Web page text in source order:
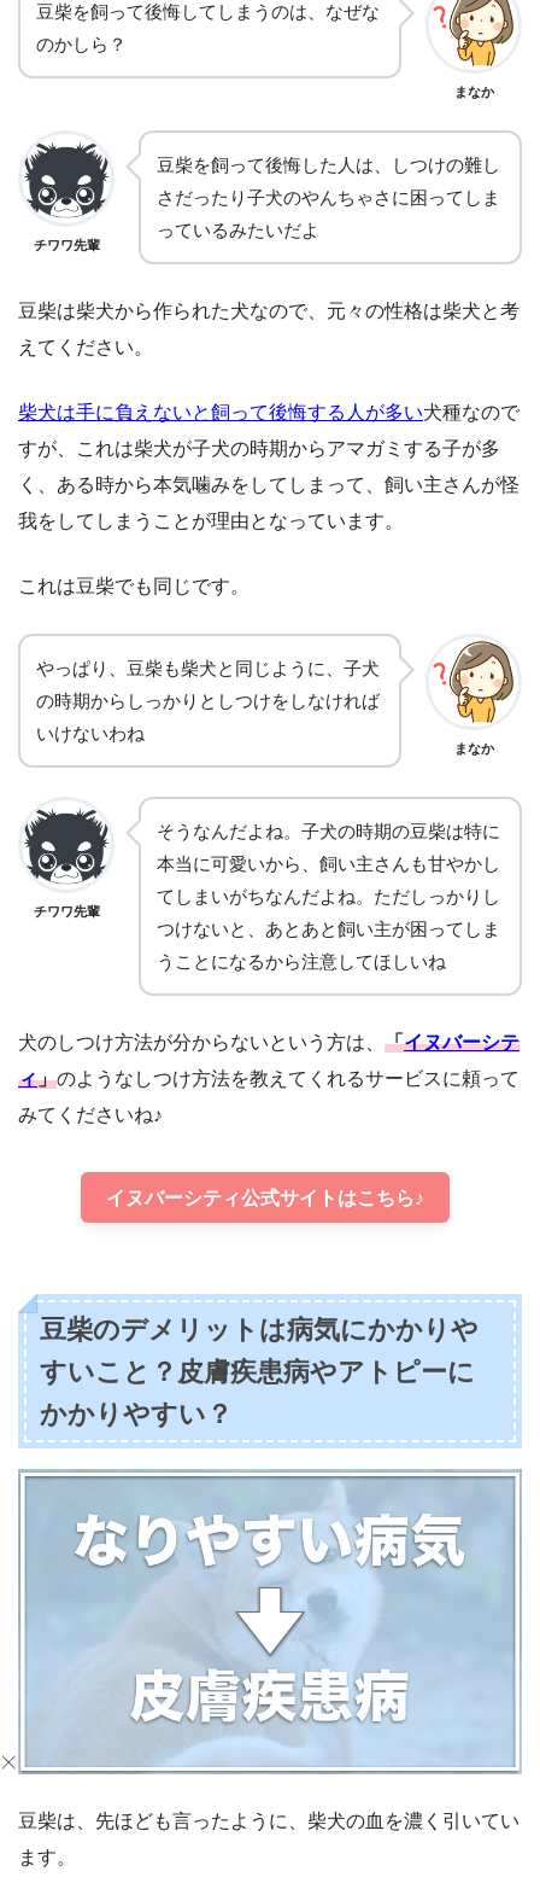
豆柴を飼って後悔してしまうのは、なぜな
のかしら？
まなか
チワワ先輩
豆柴を飼って後悔した人は、しつけの難し
さだったり子犬のやんちゃさに困ってしま
っているみたいだよ
豆柴は柴犬から作られた犬なので、元々の性格は柴犬と考
えてください。
柴犬は手に負えないと飼って後悔する人が多い犬種なので
すが、これは柴犬が子犬の時期からアマガミする子が多
く、ある時から本気噛みをしてしまって、飼い主さんが怪
我をしてしまうことが理由となっています。
これは豆柴でも同じです。
やっぱり、豆柴も柴犬と同じように、子犬
の時期からしっかりとしつけをしなければ
いけないわね
まなか
チワワ先輩
そうなんだよね。子犬の時期の豆柴は特に
本当に可愛いから、飼い主さんも甘やかし
てしまいがちなんだよね。ただしっかりし
つけないと、あとあと飼い主が困ってしま
うことになるから注意してほしいね
犬のしつけ方法が分からないという方は、 「イヌバーシテ
ィ」のようなしつけ方法を教えてくれるサービスに頼って
みてくださいね♪
イヌバーシティ公式サイトはこちら♪
豆柴のデメリットは病気にかかりや
すいこと？皮膚疾患病やアトピーに
かかりやすい？
豆柴は、先ほども言ったように、柴犬の血を濃く引いてい
ます。